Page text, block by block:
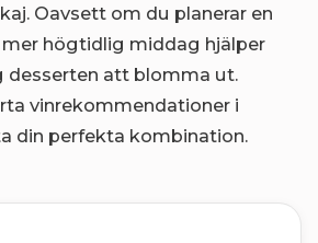
Oavsett om du planerar en
mer högtidlig middag hjälper
desserten att blomma ut.
vinrekommendationer i
din perfekta kombination.